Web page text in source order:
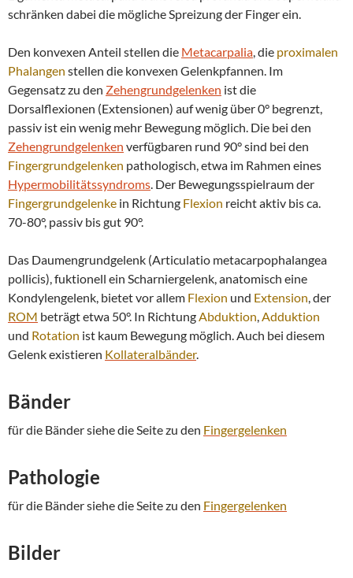
schränken dabei die mögliche Spreizung der Finger ein.
Den konvexen Anteil stellen die Metacarpalia, die proximalen
Phalangen stellen die konvexen Gelenkpfannen. Im
Gegensatz zu den Zehengrundgelenken ist die
Dorsalflexionen (Extensionen) auf wenig über 0° begrenzt,
passiv ist ein wenig mehr Bewegung möglich. Die bei den
Zehengrundgelenken verfügbaren rund 90° sind bei den
Fingergrundgelenken pathologisch, etwa im Rahmen eines
Hypermobilitätssyndroms. Der Bewegungsspielraum der
Fingergrundgelenke in Richtung Flexion reicht aktiv bis ca.
70-80°, passiv bis gut 90°.
Das Daumengrundgelenk (Articulatio metacarpophalangea
pollicis), fuktionell ein Scharniergelenk, anatomisch eine
Kondylengelenk, bietet vor allem Flexion und Extension, der
ROM beträgt etwa 50°. In RichtungAbduktion,Adduktion
und Rotation ist kaum Bewegung möglich. Auch bei diesem
Gelenk existieren Kollateralbänder.
Bänder
für die Bänder siehe die Seite zu den Fingergelenken
Pathologie
für die Bänder siehe die Seite zu den Fingergelenken
Bilder